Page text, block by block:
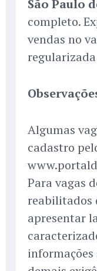
São Paulo
completo.
vendas no
Algumas
cadastro
Para vagas
reabilitados
apresentar
informações